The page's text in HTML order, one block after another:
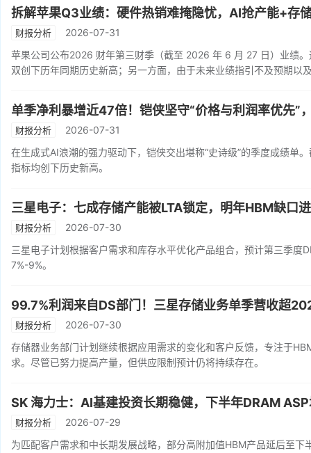
拆解苹果Q3业绩：硬件热销难掩隐忧，AI抢产能+存
财报分析
2026-07-31
苹果公司公布2026 财年第三财季（截至 2026 年 6 月 27 日）业绩
双创下历年同期历史新高；另一方面，由于未来业绩指引不及预期以
单季净利暴增近47倍！铠侠坚守“价格与利润率优先”
财报分析
2026-07-31
在生成式AI浪潮的强力驱动下，铠侠交出堪称“史诗级”的季度成绩
指标均创下历史新高。
三星电子：七成存储产能被LTA锁定，明年HBM缺口
财报分析
2026-07-30
三星电子计划根据客户需求和库存水平优化产品组合，预计第三季
7%-9%。
99.7%利润来自DS部门！三星存储业务单季营收超
财报分析
2026-07-30
存储器业务部门计划继续根据应用需求的变化和客户反馈，专注于
求。尽管已努力提高产量，但供应限制预计仍将持续存在。
SK 海力士：AI基建投资长期稳健，下半年DRAM
财报分析
2026-07-29
为匹配客户需求和中长期发展战略，部分高附加值HBM产品延后至